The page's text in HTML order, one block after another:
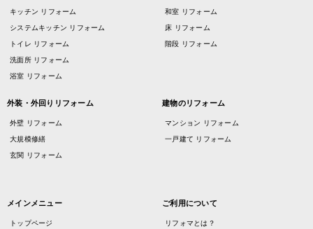
キッチン リフォーム
システムキッチン リフォーム
トイレ リフォーム
洗面所 リフォーム
浴室 リフォーム
和室 リフォーム
床 リフォーム
階段 リフォーム
外装・外回りリフォーム
外壁 リフォーム
大規模修繕
玄関 リフォーム
建物のリフォーム
マンション リフォーム
一戸建て リフォーム
メインメニュー
トップページ
ご利用について
リフォマとは？